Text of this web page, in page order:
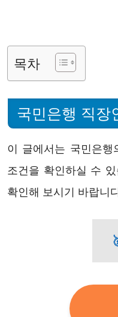
목차
국민은행 직장
이 글에서는 국민은
조건을 확인하실 수
확인해 보시기 바랍니